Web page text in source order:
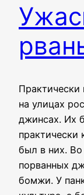
Практически
на улицах
джинсах. Их
практически
был в них. Во
порванных
бомжи. У